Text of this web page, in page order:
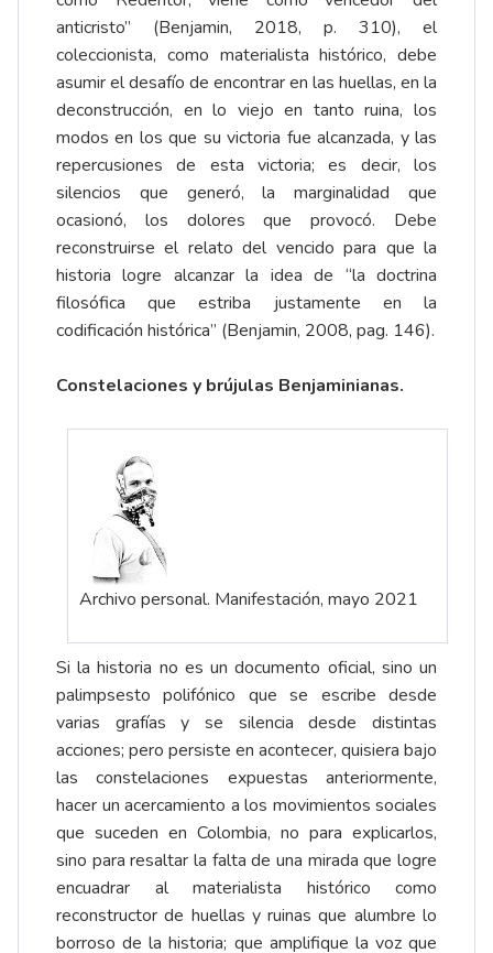
anticristo” (Benjamin, 2018, p. 310), el
coleccionista, como materialista histórico, debe
asumir el desafío de encontrar en las huellas, en la
deconstrucción, en lo viejo en tanto ruina, los
modos en los que su victoria fue alcanzada, y las
repercusiones de esta victoria; es decir, los
silencios que generó, la marginalidad que
ocasionó, los dolores que provocó. Debe
reconstruirse el relato del vencido para que la
historia logre alcanzar la idea de “la doctrina
filosófica que estriba justamente en la
codificación histórica” (Benjamin, 2008, pag. 146).
Constelaciones y brújulas Benjaminianas.
Archivo personal. Manifestación, mayo 2021
Si la historia no es un documento oficial, sino un
palimpsesto polifónico que se escribe desde
varias grafías y se silencia desde distintas
acciones; pero persiste en acontecer, quisiera bajo
las constelaciones expuestas anteriormente,
hacer un acercamiento a los movimientos sociales
que suceden en Colombia, no para explicarlos,
sino para resaltar la falta de una mirada que logre
encuadrar al materialista histórico como
reconstructor de huellas y ruinas que alumbre lo
borroso de la historia; que amplifique la voz que